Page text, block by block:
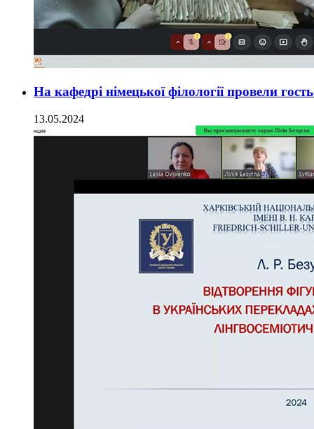
На кафедрі німецької філології провели
13.05.2024